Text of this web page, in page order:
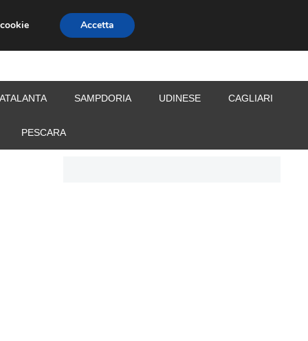
CALCIOMERCATO
SAMPDORIA UDINESE CAGLIARI
PESCARA
Accetta